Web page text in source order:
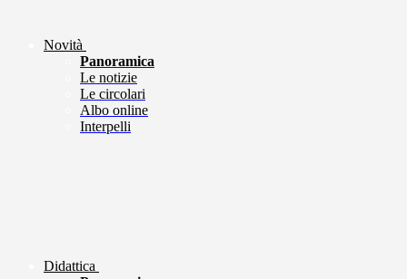
Novità
Panoramica
Le notizie
Le circolari
Albo online
Interpelli
Didattica